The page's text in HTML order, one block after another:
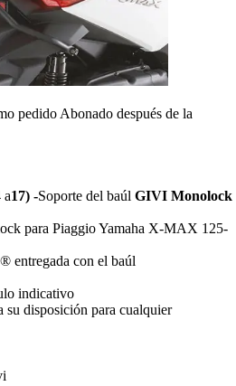
pedido Abonado después de la
a17) -Soporte del baúl GIVI Monolock
para Piaggio Yamaha X-MAX 125-
entregada con el baúl
indicativo
su disposición para cualquier